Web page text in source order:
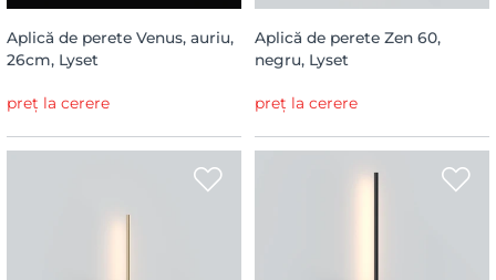
Aplică de perete Venus, auriu,
26cm, Lyset
preț la cerere
Aplică de perete Zen 60,
negru, Lyset
preț la cerere